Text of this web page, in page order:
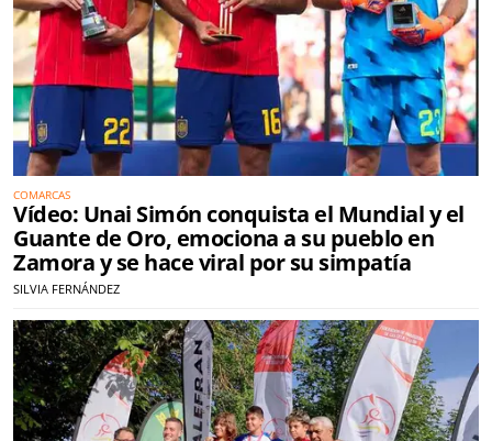
COMARCAS
Vídeo: Unai Simón conquista el Mundial y el
Guante de Oro, emociona a su pueblo en
Zamora y se hace viral por su simpatía
SILVIA FERNÁNDEZ